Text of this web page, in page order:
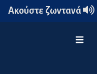
Ακούστε ζωντανά